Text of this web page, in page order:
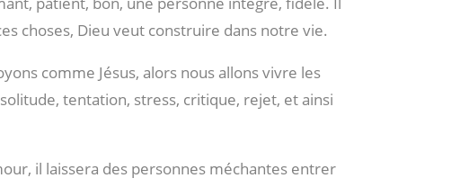
choses, Dieu veut construire dans notre vie.
comme Jésus, alors nous allons vivre les
tentation, stress, critique, rejet, et ainsi
il laissera des personnes méchantes entrer